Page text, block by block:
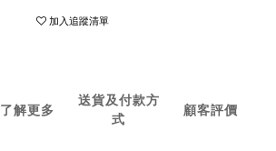
加入追蹤清單
了解更多
送貨及付款方
式
顧客評價